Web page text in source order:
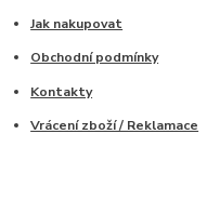
Jak nakupovat
Obchodní podmínky
Kontakty
Vrácení zboží / Reklamace